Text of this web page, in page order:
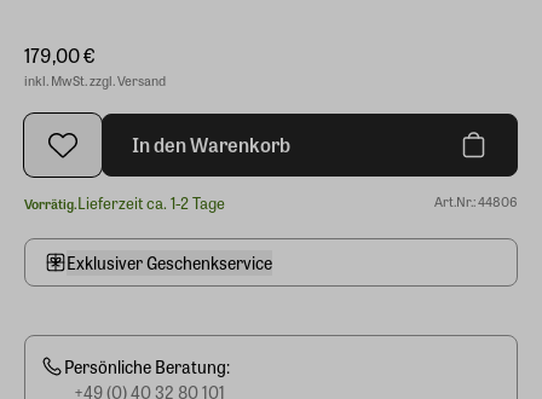
179,00 €
inkl. MwSt. zzgl. Versand
In den Warenkorb
Vorrätig.Lieferzeit ca. 1-2 Tage Art.Nr.: 44806
Exklusiver Geschenkservice
Persönliche Beratung:
+49 (0) 40 32 80 101